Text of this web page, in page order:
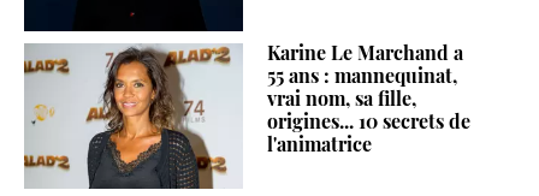
Karine Le Marchand a
55 ans : mannequinat,
vrai nom, sa fille,
origines... 10 secrets de
l'animatrice